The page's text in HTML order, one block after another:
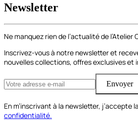
Newsletter
Ne manquez rien de l’actualité de l’Atelier
Inscrivez-vous à notre newsletter et
nouvelles collections, offres exclusives et
Envoyer
En m’inscrivant à la newsletter, j’accepte la
confidentialité.